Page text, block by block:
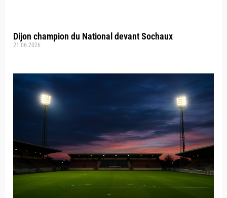
Dijon champion du National devant Sochaux
21.06.2026